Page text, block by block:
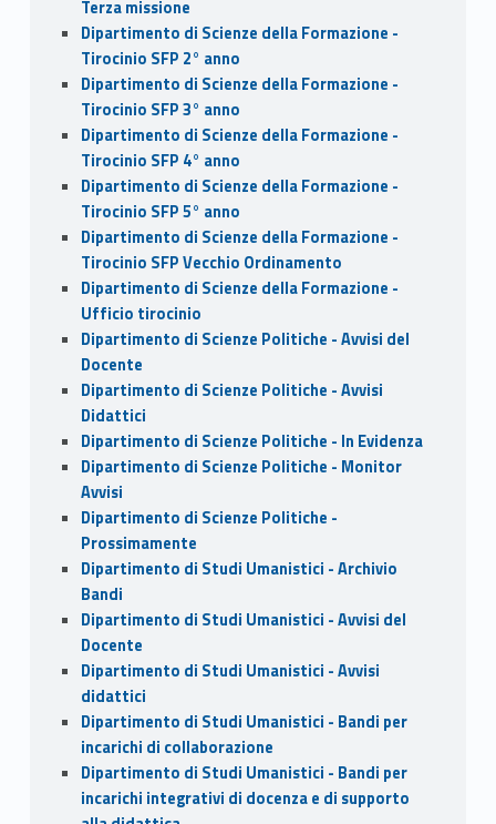
Terza missione
Dipartimento di Scienze della Formazione -
Tirocinio SFP 2° anno
Dipartimento di Scienze della Formazione -
Tirocinio SFP 3° anno
Dipartimento di Scienze della Formazione -
Tirocinio SFP 4° anno
Dipartimento di Scienze della Formazione -
Tirocinio SFP 5° anno
Dipartimento di Scienze della Formazione -
Tirocinio SFP Vecchio Ordinamento
Dipartimento di Scienze della Formazione -
Ufficio tirocinio
Dipartimento di Scienze Politiche - Avvisi del
Docente
Dipartimento di Scienze Politiche - Avvisi
Didattici
Dipartimento di Scienze Politiche - In Evidenza
Dipartimento di Scienze Politiche - Monitor
Avvisi
Dipartimento di Scienze Politiche -
Prossimamente
Dipartimento di Studi Umanistici - Archivio
Bandi
Dipartimento di Studi Umanistici - Avvisi del
Docente
Dipartimento di Studi Umanistici - Avvisi
didattici
Dipartimento di Studi Umanistici - Bandi per
incarichi di collaborazione
Dipartimento di Studi Umanistici - Bandi per
incarichi integrativi di docenza e di supporto